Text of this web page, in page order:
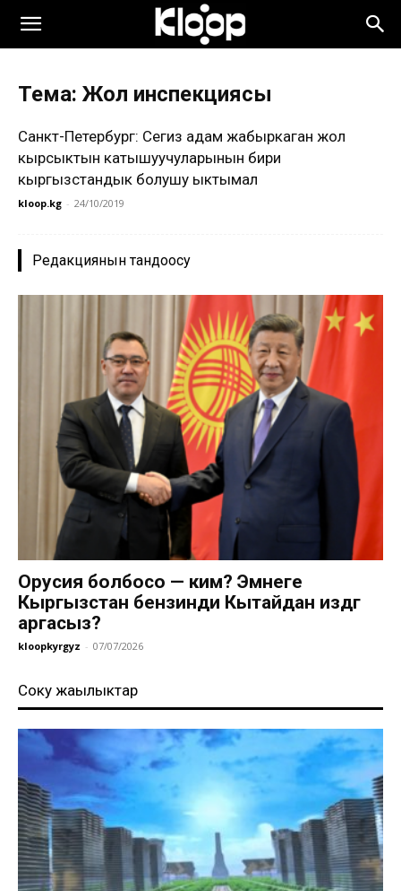
Тема: Жол инспекциясы
Санкт-Петербург: Сегиз адам жабыркаган жол
кырсыктын катышуучуларынын бири
кыргызстандык болушу ыктымал
kloop.kg - 24/10/2019
Редакциянын тандоосу
Орусия болбосо — ким? Эмнеге
Кыргызстан бензинди Кытайдан издөөгө
аргасыз?
kloopkyrgyz - 07/07/2026
Соңку жаңылыктар